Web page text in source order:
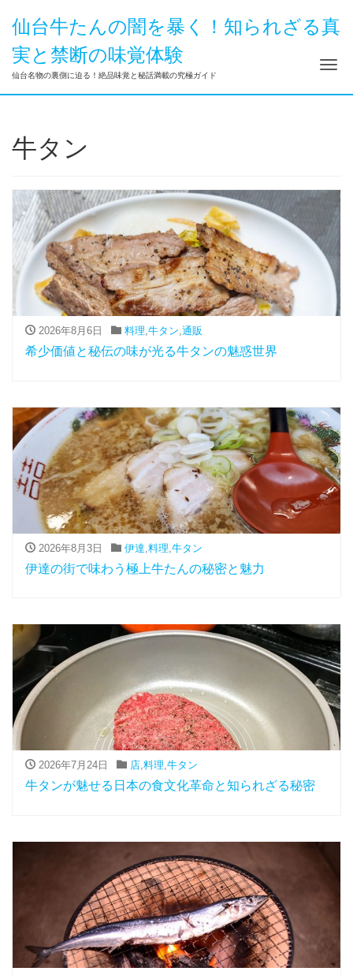
仙台牛たんの闇を暴く！知られざる真
実と禁断の味覚体験
仙台名物の裏側に迫る！絶品味覚と秘話満載の究極ガイド ナ
牛タン
2026年8月6日 料理,牛タン,通販
希少価値と秘伝の味が光る牛タンの魅惑世界
2026年8月3日 伊達 料理 牛タン
伊達の街で味わう極上牛たんの秘密と魅力
2026年7月24日 店,料理,牛タン
牛タンが魅せる日本の食文化革命と知られざる秘密